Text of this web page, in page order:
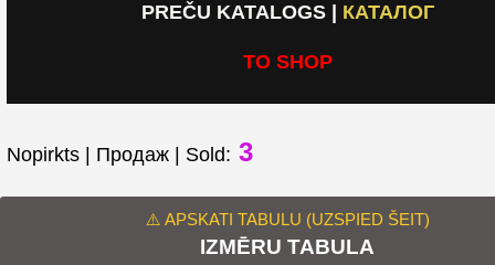
PREČU KATALOGS| КАТАЛОГ
TO SHOP
Nopirkts | Продаж | Sold: 3
⚠️ APSKATI TABULU (UZSPIED ŠEIT)
IZMĒRU TABULA